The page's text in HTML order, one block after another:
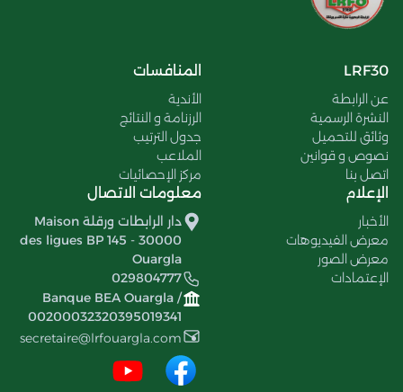
LRF30
عن الرابطة
النشرة الرسمية
وثائق للتحميل
نصوص و قوانين
اتصل بنا
المنافسات
الأندية
الرزنامة و النتائج
جدول الترتيب
الملاعب
مركز الإحصائيات
الإعلام
الأخبار
معرض الفيديوهات
معرض الصور
الإعتمادات
معلومات الاتصال
دار الرابطات ورقلة Maison
des ligues BP 145 - 30000
Ouargla
029804777
Banque BEA Ouargla /
00200032320395019341
secretaire@lrfouargla.com